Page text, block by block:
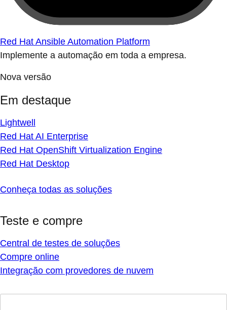
Red Hat Ansible Automation Platform
Implemente a automação em toda a empresa.
Nova versão
Em destaque
Lightwell
Red Hat AI Enterprise
Red Hat OpenShift Virtualization Engine
Red Hat Desktop
Conheça todas as soluções
Teste e compre
Central de testes de soluções
Compre online
Integração com provedores de nuvem